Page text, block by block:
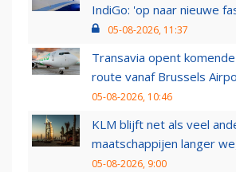
IndiGo: 'op naar nieuwe
05-08-2026, 11:37
Transavia opent
route vanaf Brussels
05-08-2026, 10:46
KLM blijft net als veel
maatschappijen langer
05-08-2026, 9:00